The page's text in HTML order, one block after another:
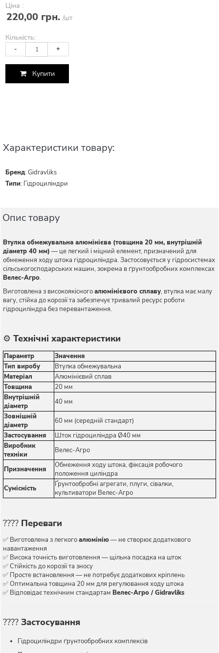
Ціна :
220,00 грн. /шт
Кількість:
- +
Купити
Характеристики товару:
Бренд:Gidravliks
Типи: Гідроциліндри
Опис товару
Втулка обмежувальна алюмінієва (товщина 20 мм, внутрішній
діаметр 40 мм) — це легкий і міцний елемент, призначений для
обмеження ходу штока гідроциліндра. Застосовується у гідросистемах
сільськогосподарських машин, зокрема в ґрунтообробних комплексах
Велес-Агро.
Виготовлена з високоякісногоалюмінієвого сплаву, втулка має малу
вагу, стійка до корозії та забезпечує тривалий ресурс роботи
гідроциліндра без перевантаження.
⚙️ Технічні характеристики
Параметр
Значення
Тип виробу
Втулка обмежувальна
Матеріал
Алюмінієвий сплав
Товщина
20 мм
Внутрішній
діаметр
40 мм
Зовнішній
діаметр
60 мм (середній стандарт)
Застосування
Шток гідроциліндра Ø40 мм
Виробник
техніки
Велес-Агро
Призначення
Обмеження ходу штока, фіксація робочого
положення циліндра
Сумісність
Ґрунтообробні агрегати, плуги, сівалки,
культиватори Велес-Агро
???? Переваги
✅ Виготовлена з легкогоалюмінію— не створює додаткового
навантаження
✅ Висока точність виготовлення — щільна посадка на шток
✅ Стійкість до корозії та зносу
✅ Просте встановлення — не потребує додаткових кріплень
✅ Оптимальна товщина 20 мм для регулювання ходу штока
✅ Відповідає технічним стандартам Велес-Агро / Gidravliks
???? Застосування
Гідроциліндри ґрунтообробних комплексів